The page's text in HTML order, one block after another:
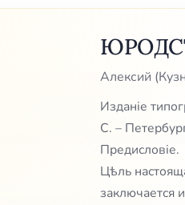
Алексий
Изданіе
С. –
Предисловіе.
Цѣль
заключается